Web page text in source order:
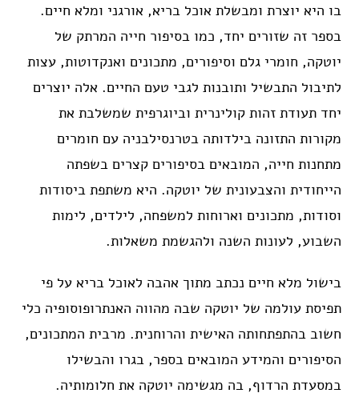
בו היא יוצרת ומבשלת אוכל בריא, אורגני ומלא חיים.
בספר זה שזורים יחד, כמו בסיפור חייה המרתק של
יוטקה, חומרי גלם וסיפורים, מתכונים ואנקדוטות, עצות
לתיבול התבשיל ותובנות לגבי טעם החיים. אלה יוצרים
יחד תעודת זהות קולינרית וביוגרפית שמשלבת את
מקורות התזונה בילדותה בטרנסילבניה עם חומרים
מתחנות חייה, המובאים בסיפורים קצרים בשפתה
הייחודית והצבעונית של יוטקה. היא משתפת ביסודות
וסודות, מתכונים וארוחות למשפחה, לילדים, לימות
השבוע, לעונות השנה ולהגשמת משאלות.
בישול מלא חיים נכתב מתוך אהבה לאוכל בריא על פי
תפיסת עולמה של יוטקה שבה מהווה האנתרופוסופיה כלי
חשוב בהתפתחותה האישית והרוחנית. מרבית המתכונים,
הסיפורים והמידע המובאים בספר, בגרו והבשילו
במסעדת הרדוף, בה מגשימה יוטקה את חלומותיה.